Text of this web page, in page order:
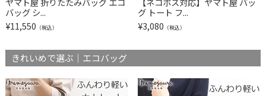
バッグ シ...
¥11,550 （税込）
グ トート フ...
¥3,080 （税込）
きれいめで選ぶ｜エコバッグ